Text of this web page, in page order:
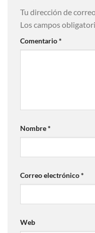
Tu dirección de
Los campos
Comentario*
Nombre*
Correo electrónico*
Web